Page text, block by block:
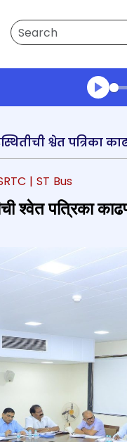
Search
श्वेत पत्रिका
| ST Bus
श्वेत पत्रिका